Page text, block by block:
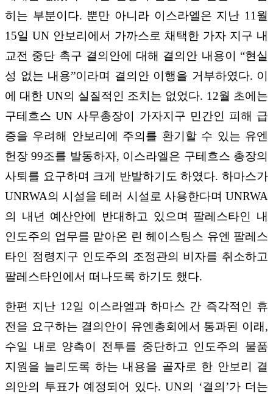
히는 부분이다. 뿐만 아니라 이스라엘은 지난 11월
15일 UN 안보리에서 가까스로 채택한 가자 지구 내
교전 중단 촉구 결의안에 대해 결의안 내용이 “현실
성 없는 내용”이라며 결의안 이행을 거부하였다. 이
에 대한 UN의 실질적인 조치는 없었다. 12월 초에는
구테흐스 UN 사무총장이 가자지구 민간인 피해 급
증을 우려해 안보리에 주의를 환기할 수 있는 유엔
헌장 99조를 발동하자, 이스라엘은 구테흐스 총장의
사퇴를 요구하며 크게 반발하기도 하였다. 하마스가
UNRWA의 시설을 테러 시설로 사용한다며 UNRWA
의 내년 예산안에 반대하고 있으며 팔레스타인 내
인도주의 업무를 맡아온 린 헤이스팅스 유엔 팔레스
타인 점령지구 인도주의 조정관의 비자를 취소하고
팔레스타인에서 떠나도록 하기도 했다.
한편 지난 12일 이스라엘과 하마스 간 즉각적인 휴
전을 요구하는 결의안이 유엔총회에서 통과된 이래,
수일 내로 양측이 전투를 중단하고 인도주의 물품
지원을 늘리도록 하는 내용을 골자로 한 안보리 결
의안의 투표가 예정되어 있다. UN의 ‘결의’가 더는